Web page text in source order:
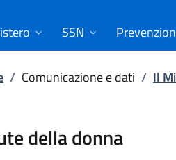
SSN
/ Comunicazione e dati / Il
della donna